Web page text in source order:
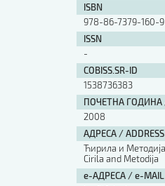
ISBN
978-86-7379-160-9
ISSN
-
COBISS.SR-ID
1538736383
ПОЧЕТНА ГОДИНА /
2008
АДРЕСА / ADDRESS
Ћирила и
Cirila and Metodija
е-АДРЕСА / e-MAIL